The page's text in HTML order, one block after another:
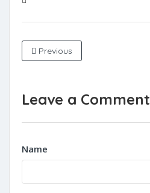
Previous
Leave a Comment
Name